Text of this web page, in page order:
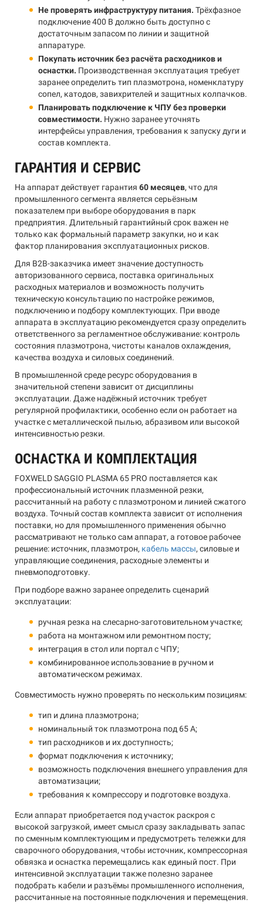
Не проверять инфраструктуру питания. Трёхфазное
подключение 400 В должно быть доступно с
достаточным запасом по линии и защитной
аппаратуре.
Покупать источник без расчёта расходников и
оснастки. Производственная эксплуатация требует
заранее определить тип плазмотрона, номенклатуру
сопел, катодов, завихрителей и защитных колпачков.
Планировать подключение к ЧПУ без проверки
совместимости. Нужно заранее уточнять
интерфейсы управления, требования к запуску дуги и
состав комплекта.
ГАРАНТИЯ И СЕРВИС
На аппарат действует гарантия 60 месяцев, что для
промышленного сегмента является серьёзным
показателем при выборе оборудования в парк
предприятия. Длительный гарантийный срок важен не
только как формальный параметр закупки, но и как
фактор планирования эксплуатационных рисков.
Для B2B-заказчика имеет значение доступность
авторизованного сервиса, поставка оригинальных
расходных материалов и возможность получить
техническую консультацию по настройке режимов,
подключению и подбору комплектующих. При вводе
аппарата в эксплуатацию рекомендуется сразу определить
ответственного за регламентное обслуживание: контроль
состояния плазмотрона, чистоты каналов охлаждения,
качества воздуха и силовых соединений.
В промышленной среде ресурс оборудования в
значительной степени зависит от дисциплины
эксплуатации. Даже надёжный источник требует
регулярной профилактики, особенно если он работает на
участке с металлической пылью, абразивом или высокой
интенсивностью резки.
ОСНАСТКА И КОМПЛЕКТАЦИЯ
FOXWELD SAGGIO PLASMA 65 PRO поставляется как
профессиональный источник плазменной резки,
рассчитанный на работу с плазмотроном и линией сжатого
воздуха. Точный состав комплекта зависит от исполнения
поставки, но для промышленного применения обычно
рассматривают не только сам аппарат, а готовое рабочее
решение: источник, плазмотрон, кабель массы, силовые и
управляющие соединения, расходные элементы и
пневмоподготовку.
При подборе важно заранее определить сценарий
эксплуатации:
ручная резка на слесарно-заготовительном участке;
работа на монтажном или ремонтном посту;
интеграция в стол или портал с ЧПУ;
комбинированное использование в ручном и
автоматическом режимах.
Совместимость нужно проверять по нескольким позициям:
тип и длина плазмотрона;
номинальный ток плазмотрона под 65 А;
тип расходников и их доступность;
формат подключения к источнику;
возможность подключения внешнего управления для
автоматизации;
требования к компрессору и подготовке воздуха.
Если аппарат приобретается под участок раскроя с
высокой загрузкой, имеет смысл сразу закладывать запас
по сменным комплектующим и предусмотреть тележки для
сварочного оборудования, чтобы источник, компрессорная
обвязка и оснастка перемещались как единый пост. При
интенсивной эксплуатации также полезно заранее
подобрать кабели и разъёмы промышленного исполнения,
рассчитанные на постоянные подключения и перемещения.